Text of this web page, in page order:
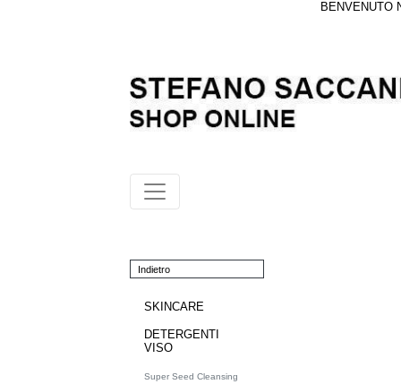
BENVENUTO
Indietro
SKINCARE
DETERGENTI
VISO
Super Seed Cleansing